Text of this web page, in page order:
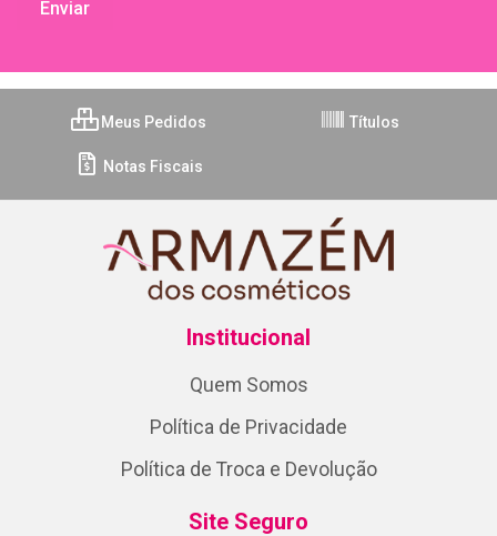
Meus Pedidos Títulos
Notas Fiscais
Institucional
Quem Somos
Política de Privacidade
Política de Troca e Devolução
Site Seguro